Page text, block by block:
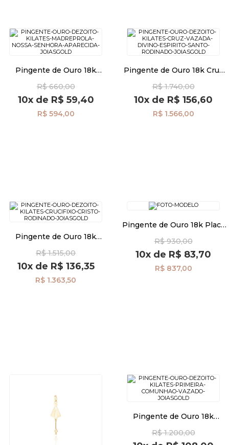
Pingente de Ouro 18k
Aparecida pi24491
R$ 660,00
10xde R$ 59,40
R$ 594,00
Pingente de Ouro 18k Cruz
Rodinado pi24490
R$ 1.740,00
10x de R$ 156,60
R$ 1.566,00
Pingente de Ouro 18k
Rodinado pi24486
R$ 1.515,00
10xde R$ 136,35
R$ 1.363,50
Pingente de Ouro 18k Placa
R$ 930,00
10x de R$ 83,70
R$ 837,00
Pingente de Ouro 18k
pi23337
R$ 1.200,00